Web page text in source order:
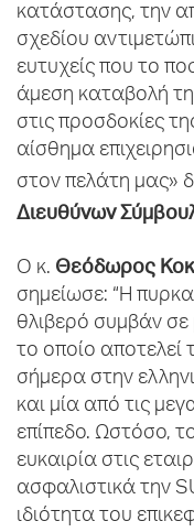
κατάστασης, την
σχεδίου
ευτυχείς που το
άμεση καταβολή
στις προσδοκίες
αίσθημα
στον πελάτη μας»
Διευθύνων
Ο κ. Θεόδωρος
σημείωσε: “Η
θλιβερό συμβάν σε
το οποίο αποτελεί
σήμερα στην
και μία από τις
επίπεδο. Ωστόσο,
ευκαιρία στις
ασφαλιστικά την
ιδιότητα του